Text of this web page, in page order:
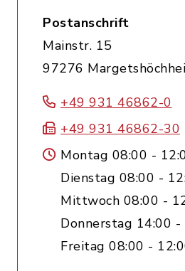
Postanschrift
Mainstr. 15
97276
+49 931 46862-0
+49 931 46862-30
Montag 08:00 -
Dienstag 08:00 -
Mittwoch 08:00 -
Donnerstag 14:00 -
Freitag 08:00 -